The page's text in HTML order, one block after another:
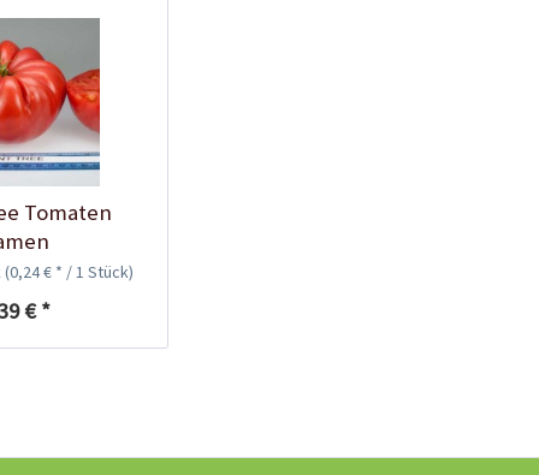
Tomaten
(0,24 € * / 1 Stück)
€ *
Bio Tomatendünger